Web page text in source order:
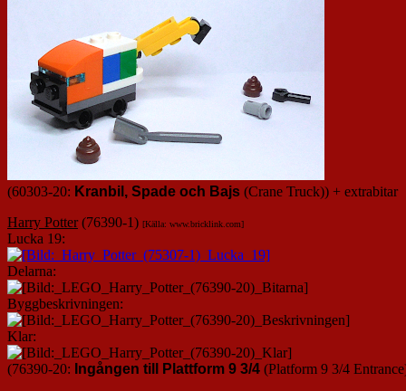
(60303-20: Kranbil, Spade och Bajs (Crane Truck)) + extrabitar
Harry Potter(76390-1) [Källa: www.bricklink.com]
Lucka 19:
Delarna:
Byggbeskrivningen:
Klar:
(76390-20: Ingången till Plattform 9 3/4 (Platform 9 3/4